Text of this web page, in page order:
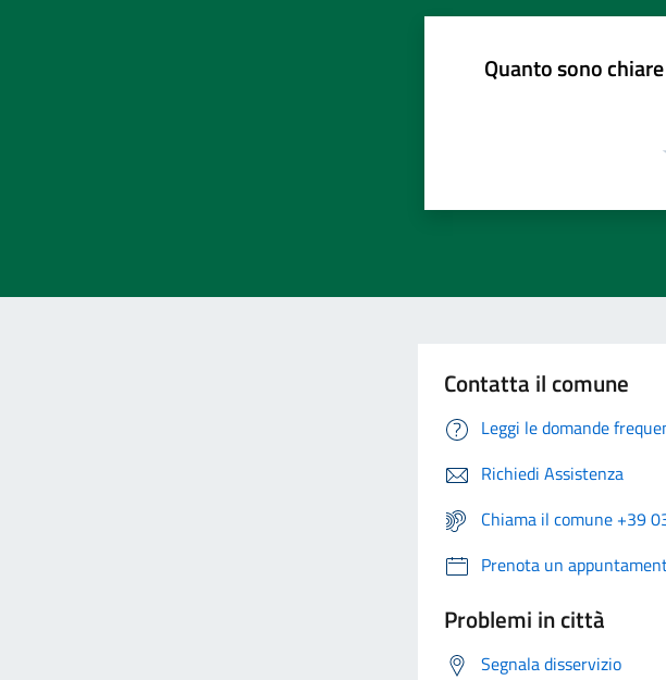
Quanto sono
Contatta il comune
Leggi le domande
Richiedi Assistenza
Chiama il comune +39
Prenota un
Problemi in città
Segnala disservizio